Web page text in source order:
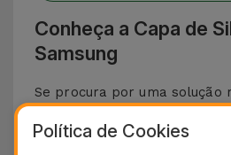
Conheça a Capa de
Samsung
Se procura por uma solução
Samsung , apresentamos a
Política de Cookies